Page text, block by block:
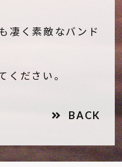
凄く素敵なバンド
ください。
BACK